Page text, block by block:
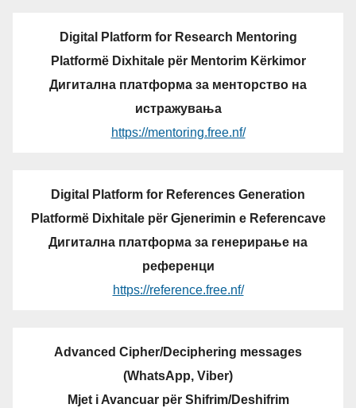
Digital Platform for Research Mentoring
Platformë Dixhitale për Mentorim Kërkimor
Дигитална платформа за менторство на
истражувања
https://mentoring.free.nf/
Digital Platform for References Generation
Platformë Dixhitale për Gjenerimin e Referencave
Дигитална платформа за генерирање на
референци
https://reference.free.nf/
Advanced Cipher/Deciphering messages
(WhatsApp, Viber)
Mjet i Avancuar për Shifrim/Deshifrim